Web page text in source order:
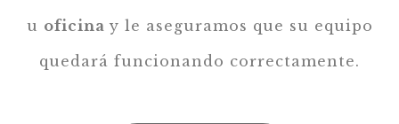
u oficina y le aseguramos que su equipo
quedará funcionando correctamente.